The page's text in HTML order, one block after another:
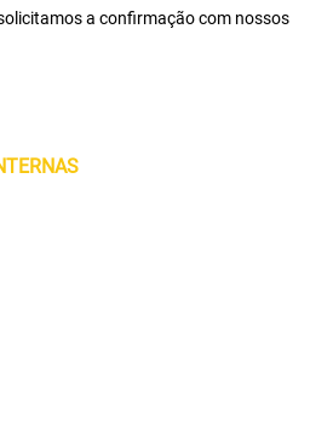
a confirmação com nossos